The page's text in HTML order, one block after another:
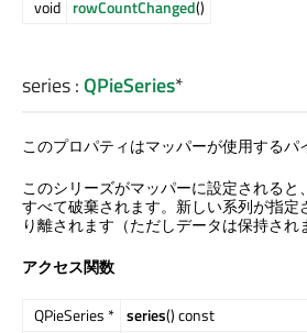
void rowCountChanged()
series:QPieSeries*
このプロパティはマッパーが使用するパ
このシリーズがマッパーに設定されると
すべて破棄されます。新しい系列が指定
り離されます（ただしデータは保持され
アクセス関数
QPieSeries * series() const